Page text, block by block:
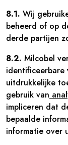
8.1. Wij
beheerd of op
derde partijen
8.2. Milcobel
identificeerbare
uitdrukkelijke
gebruik van
impliceren dat
bepaalde
informatie over